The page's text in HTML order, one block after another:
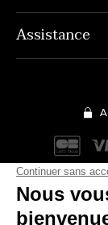
Assistance